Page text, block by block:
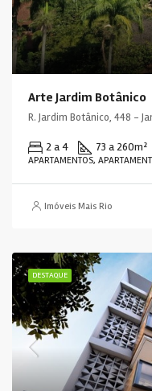
Arte Jardim Botânico
2 a 4 73 a 260m²
APARTAMENTOS,
Imóveis Mais Rio
DESTAQUE